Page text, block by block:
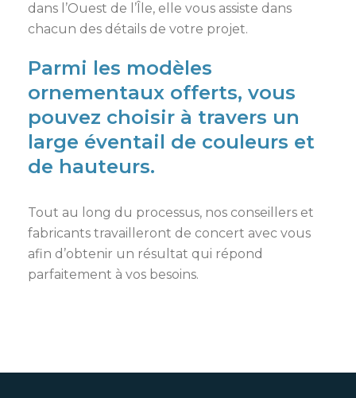
dans l’Ouest de l’Île, elle vous assiste dans
chacun des détails de votre projet.
Parmi les modèles
ornementaux offerts, vous
pouvez choisir à travers un
large éventail de couleurs et
de hauteurs.
Tout au long du processus, nos conseillers et
fabricants travailleront de concert avec vous
afin d’obtenir un résultat qui répond
parfaitement à vos besoins.